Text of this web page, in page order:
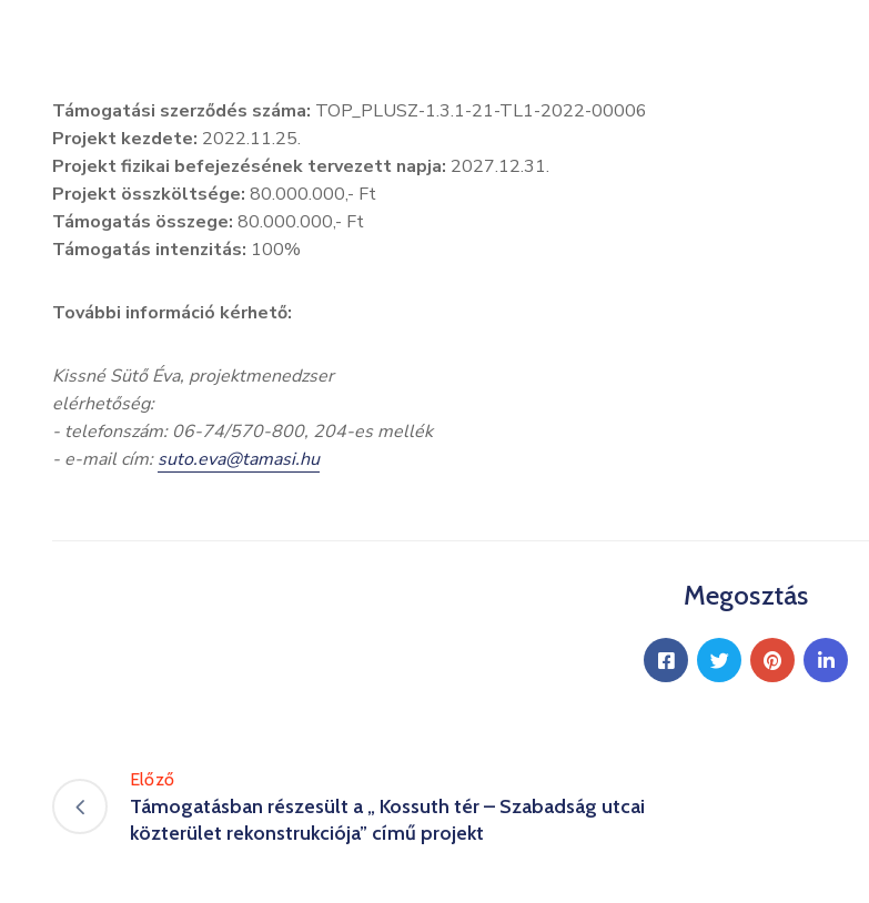
Támogatási szerződés száma: TOP_PLUSZ-1.3.1-21-TL1-2022-00006
Projekt kezdete: 2022.11.25.
Projekt fizikai befejezésének tervezett napja: 2027.12.31.
Projekt összköltsége: 80.000.000,- Ft
Támogatás összege: 80.000.000,- Ft
Támogatás intenzitás: 100%
További információ kérhető:
Kissné Sütő Éva, projektmenedzser
elérhetőség:
- telefonszám: 06-74/570-800, 204-es mellék
- e-mail cím:suto.eva@tamasi.hu
Megosztás
Előző
Támogatásban részesült a „ Kossuth tér – Szabadság utcai
közterület rekonstrukciója” című projekt